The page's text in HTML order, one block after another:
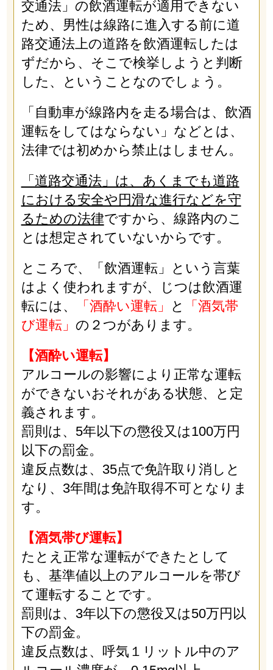
交通法」の飲酒運転が適用できない
ため、男性は線路に進入する前に道
路交通法上の道路を飲酒運転したは
ずだから、そこで検挙しようと判断
した、ということなのでしょう。
「自動車が線路内を走る場合は、飲酒
運転をしてはならない」などとは、
法律では初めから禁止はしません。
「道路交通法」は、あくまでも道路
における安全や円滑な進行などを守
るための法律ですから、線路内のこ
とは想定されていないからです。
ところで、「飲酒運転」という言葉
はよく使われますが、じつは飲酒運
転には、
「酒酔い運転」 と
「酒気帯
び運転」 の２つがあります。
【酒酔い運転】
アルコールの影響により正常な運転
ができないおそれがある状態、と定
義されます。
罰則は、5年以下の懲役又は100万円
以下の罰金。
違反点数は、35点で免許取り消しと
なり、3年間は免許取得不可となりま
す。
【酒気帯び運転】
たとえ正常な運転ができたとして
も、基準値以上のアルコールを帯び
て運転することです。
罰則は、3年以下の懲役又は50万円以
下の罰金。
違反点数は、呼気１リットル中のア